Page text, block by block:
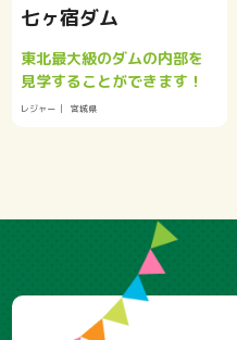
七ヶ宿ダム
東北最大級のダムの内部を
見学することができます！
レジャー 宮城県